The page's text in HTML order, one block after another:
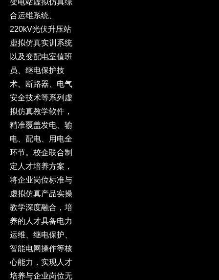
变电站虚拟仿真综
合运维系统、
220kV光伏升压站
虚拟仿真实训系统
以及变配电室值班
员、继电保护技
术、断路器、电气
安全技术等系列虚
拟仿真教学软件，
精准覆盖发电、输
电、配电、用电全
环节。校企联合制
定人才培养方案，
将企业岗位标准与
虚拟仿真产品实操
教学深度融合，培
养的人才具备电力
运维、继电保护、
智能电网操作等核
心能力，实现人才
培养与企业岗位无